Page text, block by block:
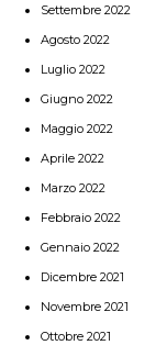
Settembre 2022
Agosto 2022
Luglio 2022
Giugno 2022
Maggio 2022
Aprile 2022
Marzo 2022
Febbraio 2022
Gennaio 2022
Dicembre 2021
Novembre 2021
Ottobre 2021